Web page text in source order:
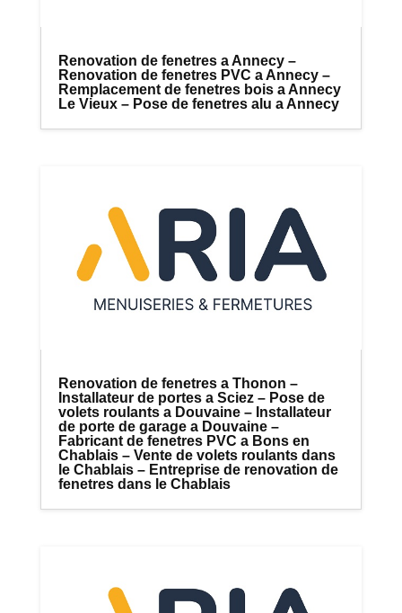
Renovation de fenetres a Annecy –
Renovation de fenetres PVC a Annecy –
Remplacement de fenetres bois a Annecy
Le Vieux – Pose de fenetres alu a Annecy
Renovation de fenetres a Thonon –
Installateur de portes a Sciez – Pose de
volets roulants a Douvaine – Installateur
de porte de garage a Douvaine –
Fabricant de fenetres PVC a Bons en
Chablais – Vente de volets roulants dans
le Chablais – Entreprise de renovation de
fenetres dans le Chablais